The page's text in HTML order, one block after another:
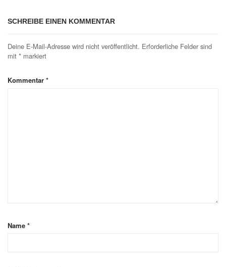
SCHREIBE EINEN KOMMENTAR
Deine E-Mail-Adresse wird nicht veröffentlicht. Erforderliche Felder sind
mit * markiert
Kommentar *
Name *